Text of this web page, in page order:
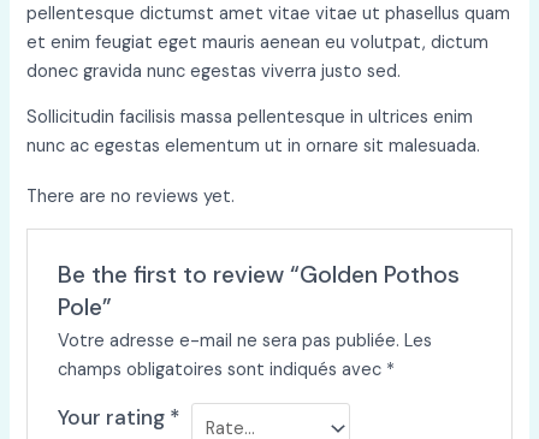
pellentesque dictumst amet vitae vitae ut phasellus quam
et enim feugiat eget mauris aenean eu volutpat, dictum
donec gravida nunc egestas viverra justo sed.
Sollicitudin facilisis massa pellentesque in ultrices enim
nunc ac egestas elementum ut in ornare sit malesuada.
There are no reviews yet.
Be the first to review “Golden Pothos
Pole”
Votre adresse e-mail ne sera pas publiée. Les
champs obligatoires sont indiqués avec *
Your rating *